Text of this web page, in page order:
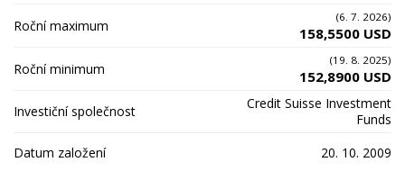
Roční maximum (6. 7. 2026)
158,5500 USD
Roční minimum (19. 8. 2025)
152,8900 USD
Investiční společnost
Credit Suisse Investment
Funds
Datum založení
20. 10. 2009